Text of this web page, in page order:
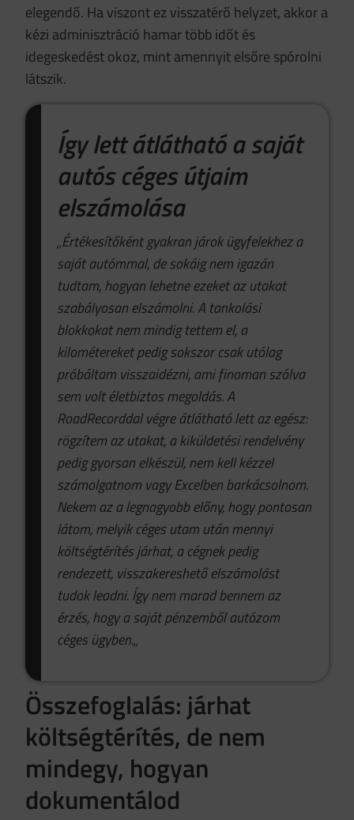
elegendő. Ha viszont ez visszatérő helyzet, akkor a
kézi adminisztráció hamar több időt és
idegeskedést okoz, mint amennyit elsőre spórolni
látszik.
Így lett átlátható a saját
autós céges útjaim
elszámolása
„Értékesítőként gyakran járok ügyfelekhez a
saját autómmal, de sokáig nem igazán
tudtam, hogyan lehetne ezeket az utakat
szabályosan elszámolni. A tankolási
blokkokat nem mindig tettem el, a
kilométereket pedig sokszor csak utólag
próbáltam visszaidézni, ami finoman szólva
sem volt életbiztos megoldás. A
RoadRecorddal végre átlátható lett az egész:
rögzítem az utakat, a kiküldetési rendelvény
pedig gyorsan elkészül, nem kell kézzel
számolgatnom vagy Excelben barkácsolnom.
Nekem az a legnagyobb előny, hogy pontosan
látom, melyik céges utam után mennyi
költségtérítés járhat, a cégnek pedig
rendezett, visszakereshető elszámolást
tudok leadni. Így nem marad bennem az
érzés, hogy a saját pénzemből autózom
céges ügyben.„
Összefoglalás: járhat
költségtérítés, de nem
mindegy, hogyan
dokumentálod